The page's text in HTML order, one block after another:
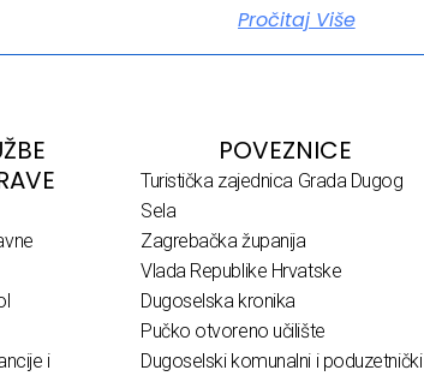
Pročitaj Više
i
POVEZNICE
Turistička zajednica Grada Dugog
Sela
Zagrebačka županija
Vlada Republike Hrvatske
Dugoselska kronika
Pučko otvoreno učilište
Dugoselski komunalni i poduzetnički